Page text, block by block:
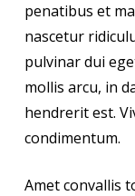
penatibus et
nascetur
pulvinar dui
mollis arcu, in
hendrerit est.
condimentum.
Amet convallis